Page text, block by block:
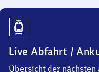
Reiseinfos
Live Abfahrt /
Übersicht der nächsten